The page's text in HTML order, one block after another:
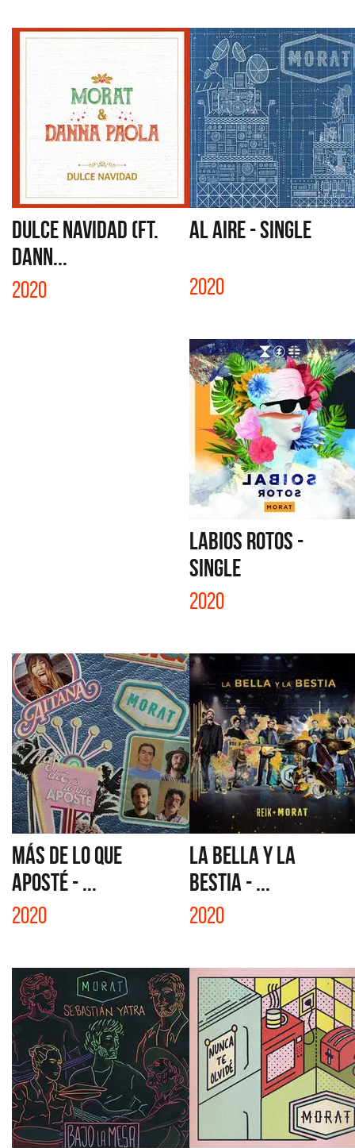
DULCE NAVIDAD (FT.
DANN...
2020
AL AIRE - SINGLE
2020
LABIOS ROTOS -
SINGLE
2020
MÁS DE LO QUE
APOSTÉ - ...
2020
LA BELLA Y LA
BESTIA - ...
2020